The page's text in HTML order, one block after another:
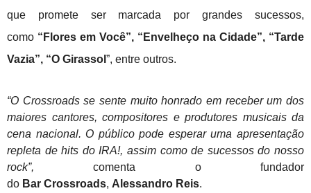
que promete ser marcada por grandes sucessos,
como “Flores em Você”, “Envelheço na Cidade”, “Tarde
Vazia”, “O Girassol ”, entre outros.
“O Crossroads se sente muito honrado em receber um dos
maiores cantores, compositores e produtores musicais da
cena nacional. O público pode esperar uma apresentação
repleta de hits do IRA!, assim como de sucessos do nosso
rock”, comenta o fundador
do Bar Crossroads, Alessandro Reis.